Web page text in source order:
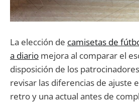
La elección de camisetas de
a diario mejora al comparar el
disposición de los
revisar las diferencias de ajuste
retro y una actual antes de